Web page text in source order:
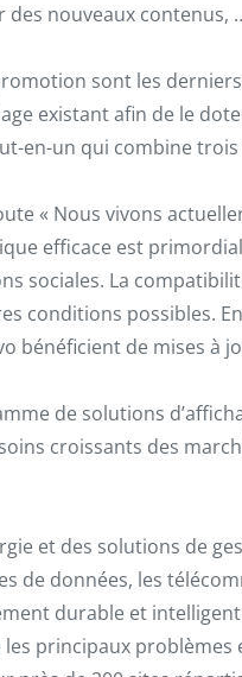
nouveaux
sont les derniers
existant afin de le
en-un qui combine
« Nous vivons
efficace est
sociales. La
conditions possibles.
de mises à
de solutions
croissants des
et des solutions de
de données, les
durable et
principaux